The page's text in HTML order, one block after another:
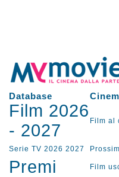
Database
Film 2026
- 2027 Film al
Serie TV 2026 2027
Premi Film